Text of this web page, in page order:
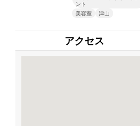
ント
美容室
津山
アクセス